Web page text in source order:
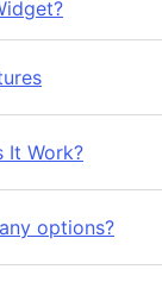
It Work?
options?